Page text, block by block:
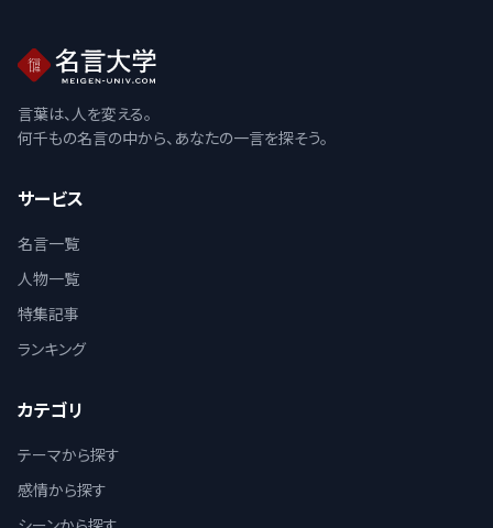
言葉は、人を変える。
何千もの名言の中から、あなたの一言を探そう。
サービス
名言一覧
人物一覧
特集記事
ランキング
カテゴリ
テーマから探す
感情から探す